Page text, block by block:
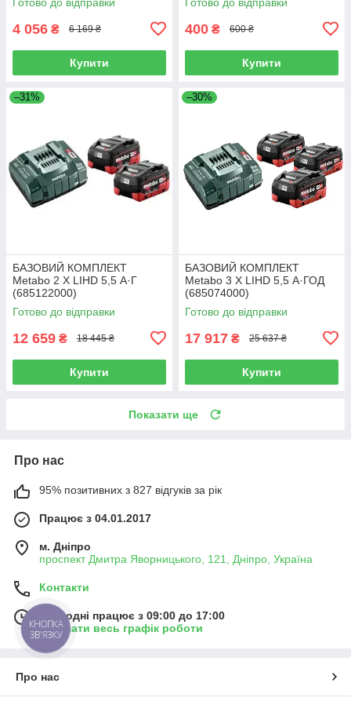
4 056 ₴ 6 169 ₴
Купити
400 ₴ 600 ₴
Купити
–31%
БАЗОВИЙ КОМПЛЕКТ
Metabo 2 X LIHD 5,5 А·Г
(685122000)
Готово до відправки
12 659 ₴ 18 445 ₴
Купити
–30%
БАЗОВИЙ КОМПЛЕКТ
Metabo 3 X LIHD 5,5 А·ГОД
(685074000)
Готово до відправки
17 917 ₴ 25 637 ₴
Купити
Показати ще
Про нас
95% позитивних з 827 відгуків за рік
Працює з 04.01.2017
м. Дніпро
проспект Дмитра Яворницького, 121, Дніпро, Україна
Контакти
Сьогодні працює з 09:00 до 17:00
Показати весь графік роботи
Про нас
КНОПКА
ЗВ'ЯЗКУ